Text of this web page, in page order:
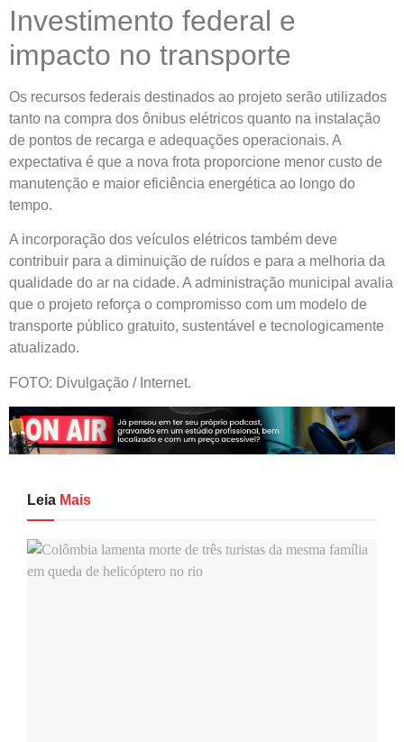
Investimento federal e
impacto no transporte
Os recursos federais destinados ao projeto serão utilizados
tanto na compra dos ônibus elétricos quanto na instalação
de pontos de recarga e adequações operacionais. A
expectativa é que a nova frota proporcione menor custo de
manutenção e maior eficiência energética ao longo do
tempo.
A incorporação dos veículos elétricos também deve
contribuir para a diminuição de ruídos e para a melhoria da
qualidade do ar na cidade. A administração municipal avalia
que o projeto reforça o compromisso com um modelo de
transporte público gratuito, sustentável e tecnologicamente
atualizado.
FOTO: Divulgação / Internet.
Leia Mais